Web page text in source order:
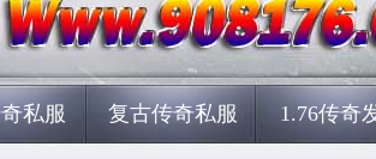
私服 复古传奇私服 1.76传奇